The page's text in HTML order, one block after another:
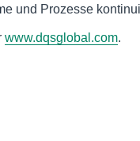
und Prozesse
www.dqsglobal.com.